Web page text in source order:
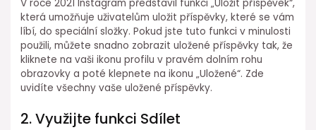
V roce 2021 Instagram představil funkci „Uložit příspěvek“,
která umožňuje uživatelům uložit příspěvky, které se vám
líbí, do speciální složky. Pokud jste tuto funkci v minulosti
použili, můžete snadno zobrazit uložené příspěvky tak, že
kliknete na vaši ikonu profilu v pravém dolním rohu
obrazovky a poté klepnete na ikonu „Uložené“. Zde
uvidíte všechny vaše uložené příspěvky.
2. Využijte funkci Sdílet